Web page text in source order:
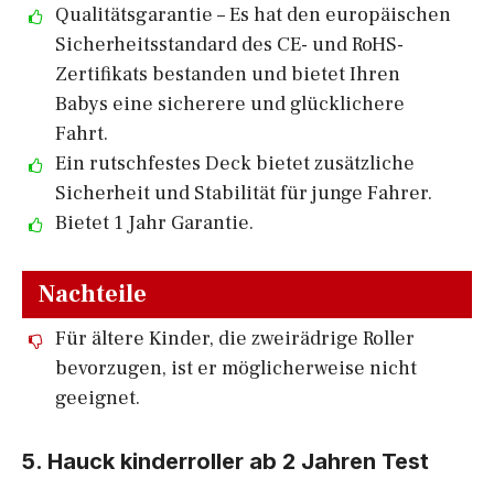
Qualitätsgarantie – Es hat den europäischen
Sicherheitsstandard des CE- und RoHS-
Zertifikats bestanden und bietet Ihren
Babys eine sicherere und glücklichere
Fahrt.
Ein rutschfestes Deck bietet zusätzliche
Sicherheit und Stabilität für junge Fahrer.
Bietet 1 Jahr Garantie.
Nachteile
Für ältere Kinder, die zweirädrige Roller
bevorzugen, ist er möglicherweise nicht
geeignet.
5. Hauck kinderroller ab 2 Jahren Test